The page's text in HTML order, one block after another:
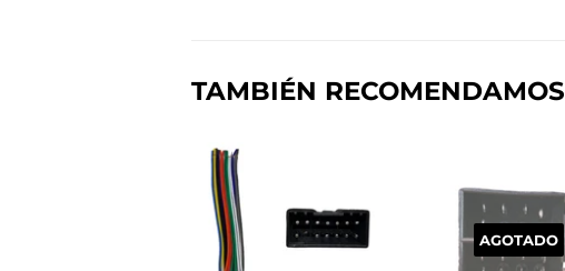
TAMBIÉN RECOMENDAMOS
AGOTADO